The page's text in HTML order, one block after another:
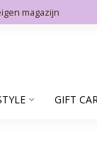
magazijn
GIFT